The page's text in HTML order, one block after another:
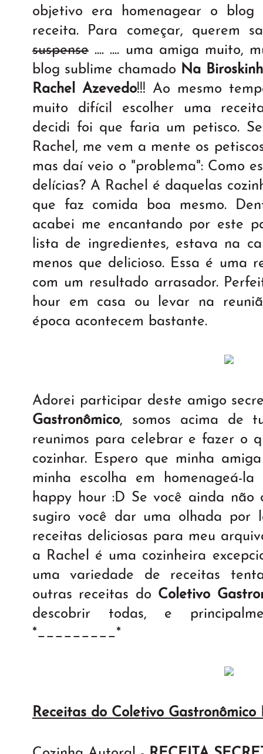
objetivo era homenagear o
receita. Para começar, querem
suspense .... .... uma amiga muito,
blog sublime chamado Na
Rachel Azevedo!!! Ao mesmo
muito difícil escolher uma
decidi foi que faria um petisco.
Rachel, me vem a mente os
mas daí veio o "problema": Como
delícias? A Rachel é daquelas
que faz comida boa mesmo.
acabei me encantando por este
lista de ingredientes, estava na
menos que delicioso. Essa é uma
com um resultado arrasador.
hour em casa ou levar na
época acontecem bastante.
Adorei participar deste amigo
Gastronômico, somos acima de
reunimos para celebrar e fazer o
cozinhar. Espero que minha
minha escolha em homenageá-
happy hour :D Se você ainda não
sugiro você dar uma olhada por
receitas deliciosas para meu
a Rachel é uma cozinheira
uma variedade de receitas
outras receitas do Coletivo
descobrir todas, e
*_________*
Receitas do Coletivo Gastronômico